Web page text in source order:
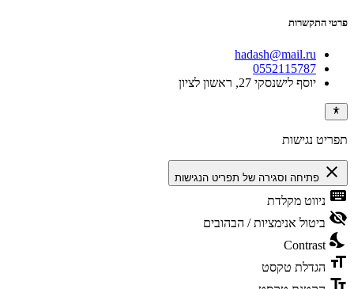
פרטי התקשרות
hadash@mail.ru
0552115787
יוסף לישנסקי 27, ראשון לציון
תפריט נגישות
close פתיחה וסגירה של תפריט הנגישות
keyboard ניווט מקלדת
visibility_off ביטול אנימציות / הבהובים
nights_stay
Contrast
format_size הגדלת טקסט
text_fields